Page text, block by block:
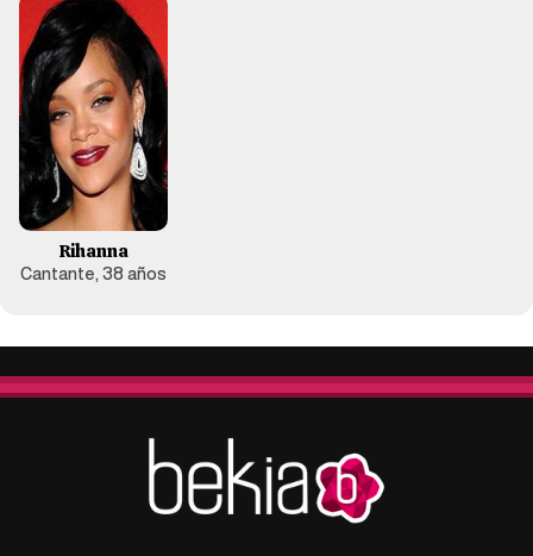
Rihanna
Cantante, 38 años